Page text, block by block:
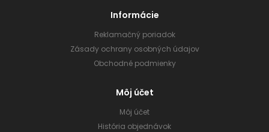
Informácie
Reklamačný poriadok
Zásady ochrany osobných údajov
Obchodné podmienky
Môj účet
Môj účet
História objednávok